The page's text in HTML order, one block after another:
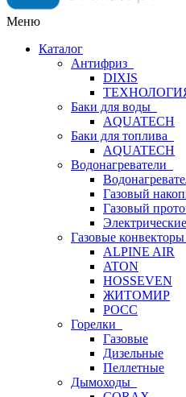
Меню
Каталог
Антифриз
DIXIS
Баки для воды
AQUATECH
Баки для топлива
AQUATECH
Водонагреватели
Газовый
Газовый
Газовые конвекторы
ALPINE AIR
ATON
HOSSEVEN
ЖИТОМИР
РОСС
Горелки
Газовые
Дизельные
Пеллетные
Дымоходы